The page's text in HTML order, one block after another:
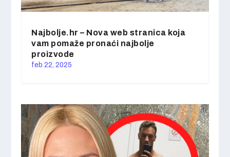
Najbolje.hr – Nova web stranica koja
vam pomaže pronaći najbolje
proizvode
feb 22, 2025